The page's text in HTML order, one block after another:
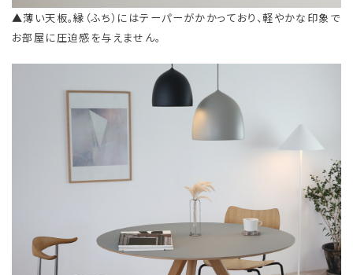
▲薄い天板。縁（ふち）にはテーパーがかかっており、軽やかな印象で
お部屋に圧迫感を与えません。